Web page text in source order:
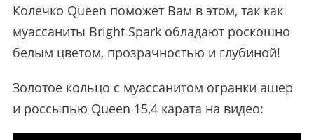
Колечко Queen поможет Вам в этом, так как
муассаниты Bright Spark обладают роскошно
белым цветом, прозрачностью и глубиной!
Золотое кольцо с муассанитом огранки ашер
и россыпью Queen 15,4 карата на видео: